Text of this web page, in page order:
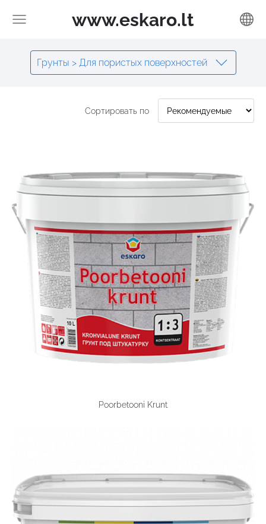
www.eskaro.lt
Грунты > Для пористых поверхностей
Сортировать по
Poorbetooni Krunt